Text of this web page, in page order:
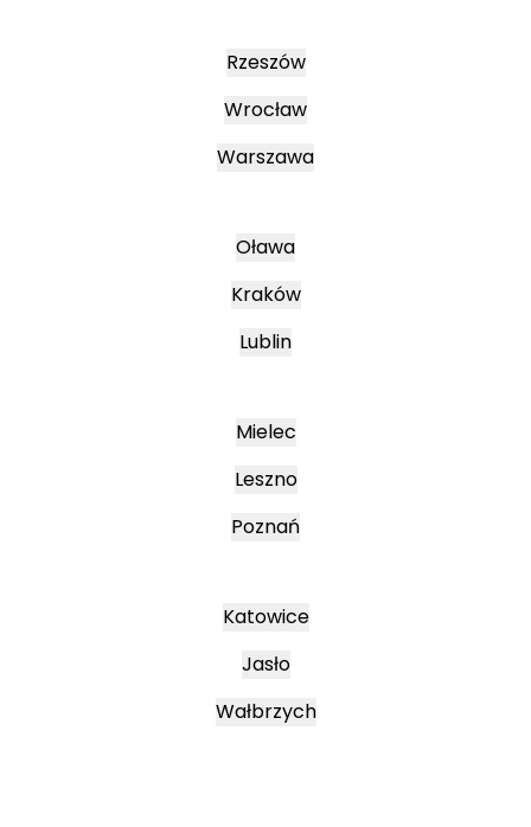
Rzeszów
Wrocław
Warszawa
Oława
Kraków
Lublin
Mielec
Leszno
Poznań
Katowice
Jasło
Wałbrzych